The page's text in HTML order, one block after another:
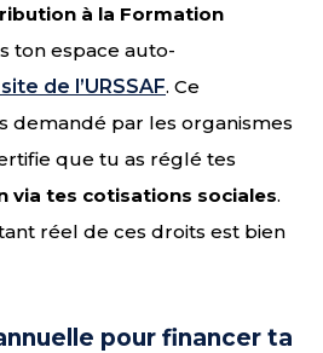
à la Formation
ton espace auto-
site de l’URSSAF. Ce
demandé par les organismes
que tu as réglé tes
via tes cotisations sociales.
réel de ces droits est bien
pour financer ta